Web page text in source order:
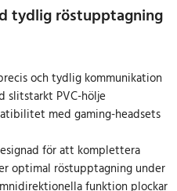
tydlig röstupptagning
och tydlig kommunikation
slitstarkt PVC-hölje
med gaming-headsets
för att komplettera
optimal röstupptagning under
funktion plockar